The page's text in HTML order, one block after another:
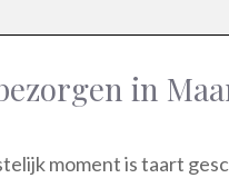
in
moment is taart